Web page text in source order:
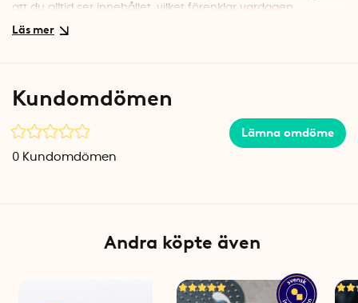
att du alltid ser innehållet, vilket förenklar vardagen.
material som är enkelt att hålla rent med en fuktig trasa.
Specifikationer
Material: Polystyren
Kundomdömen
Lämna omdöme
0 Kundomdömen
Andra köpte även